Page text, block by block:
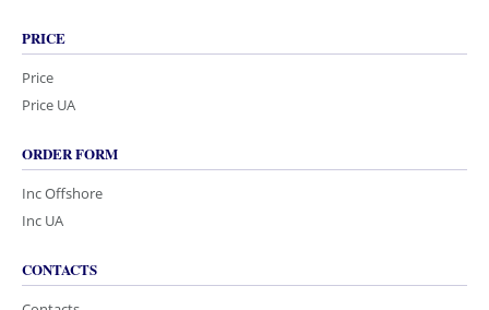
PRICE
Price
Price UA
ORDER FORM
Inc Offshore
Inc UA
CONTACTS